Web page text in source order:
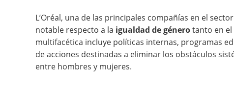
L’Oréal, una de las principales compañías en el
notable respecto a la igualdad de génerotanto en
multifacética incluye políticas internas, programas
de acciones destinadas a eliminar los obstáculos
entre hombres y mujeres.